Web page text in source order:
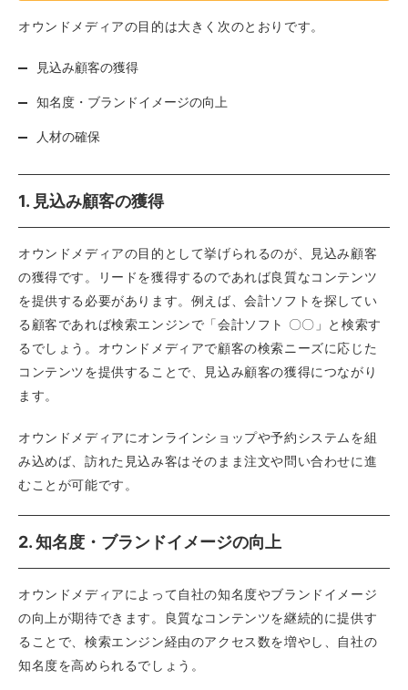
オウンドメディアの目的は大きく次のとおりです。
見込み顧客の獲得
知名度・ブランドイメージの向上
人材の確保
1. 見込み顧客の獲得
オウンドメディアの目的として挙げられるのが、見込み顧客
の獲得です。リードを獲得するのであれば良質なコンテンツ
を提供する必要があります。例えば、会計ソフトを探してい
る顧客であれば検索エンジンで「会計ソフト 〇〇」と検索す
るでしょう。オウンドメディアで顧客の検索ニーズに応じた
コンテンツを提供することで、見込み顧客の獲得につながり
ます。
オウンドメディアにオンラインショップや予約システムを組
み込めば、訪れた見込み客はそのまま注文や問い合わせに進
むことが可能です。
2. 知名度・ブランドイメージの向上
オウンドメディアによって自社の知名度やブランドイメージ
の向上が期待できます。良質なコンテンツを継続的に提供す
ることで、検索エンジン経由のアクセス数を増やし、自社の
知名度を高められるでしょう。